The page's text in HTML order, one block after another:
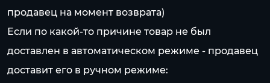
продавец на момент возврата)
Если по какой-то причине товар не был
доставлен в автоматическом режиме - продавец
доставит его в ручном режиме: